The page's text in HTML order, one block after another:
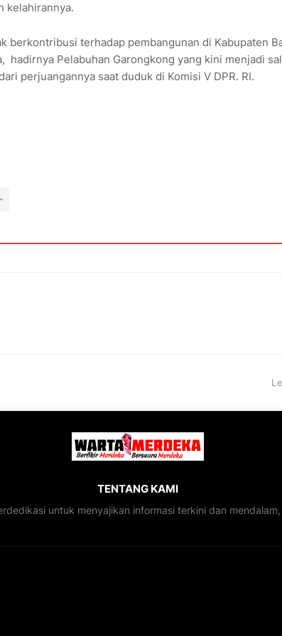
kelahirannya.
berkontribusi terhadap pembangunan di Kabupaten
Pelabuhan Garongkong yang kini menjadi
perjuangannya saat duduk di Komisi V DPR. RI.
TENTANG KAMI
untuk menyajikan informasi terkini dan